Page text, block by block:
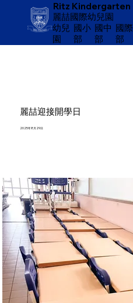
Ritz Kindergarten
麗喆國際幼兒園
幼兒
園
​國小
部
國中
部
國際
部
麗喆迎接開學日
2025年8月29日